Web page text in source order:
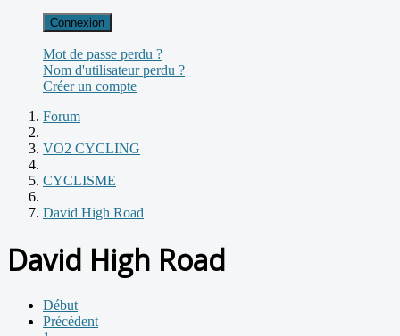
Connexion
Mot de passe perdu ?
Nom d'utilisateur perdu ?
Créer un compte
Forum
VO2 CYCLING
CYCLISME
David High Road
David High Road
Début
Précédent